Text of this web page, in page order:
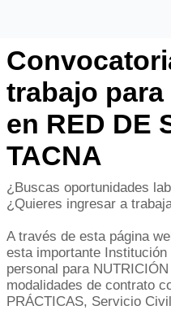
trabajo para
en RED DE
TACNA
¿Buscas oportunidades
¿Quieres ingresar a
A través de esta página
esta importante
personal para
modalidades de contrato
PRÁCTICAS, Servicio